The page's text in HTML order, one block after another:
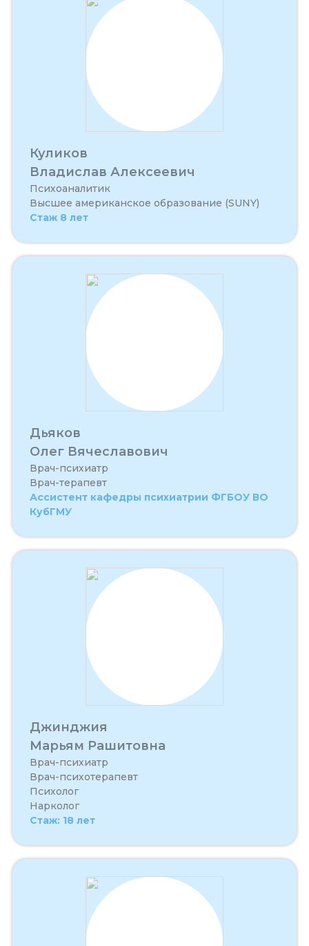
Куликов
Владислав Алексеевич
Психоаналитик
Высшее американское образование (SUNY)
Стаж 8 лет
Дьяков
Олег Вячеславович
Врач-психиатр
Врач-терапевт
Ассистент кафедры психиатрии ФГБОУ ВО
КубГМУ
Джинджия
Марьям Рашитовна
Врач-психиатр
Врач-психотерапевт
Психолог
Нарколог
Стаж: 18 лет